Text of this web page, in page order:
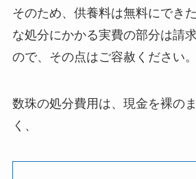
そのため、供養料は無料にでき
な処分にかかる実費の部分は請
ので、その点はご容赦ください。
数珠の処分費用は、現金を裸の
く、